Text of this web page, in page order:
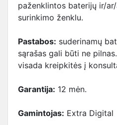
paženklintos baterijų ir/
surinkimo ženklu.
Pastabos: suderinamų
sąrašas gali būti ne
visada kreipkitės į
Garantija: 12 mėn.
Gamintojas: Extra Digital